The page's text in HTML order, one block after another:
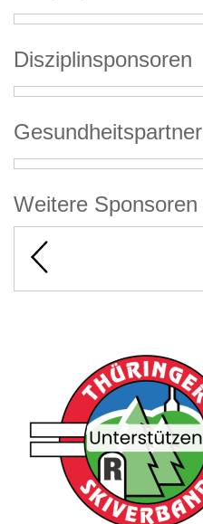
Disziplinsponsoren
Gesundheitspartner
Weitere Sponsoren